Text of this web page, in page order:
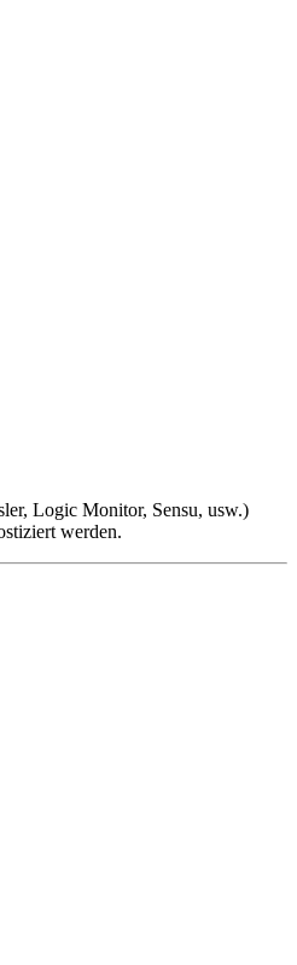
Logic Monitor, Sensu, usw.)
werden.